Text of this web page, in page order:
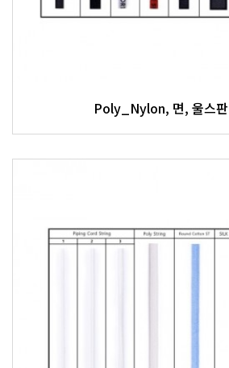
Poly_Nylon, 면, 울스판